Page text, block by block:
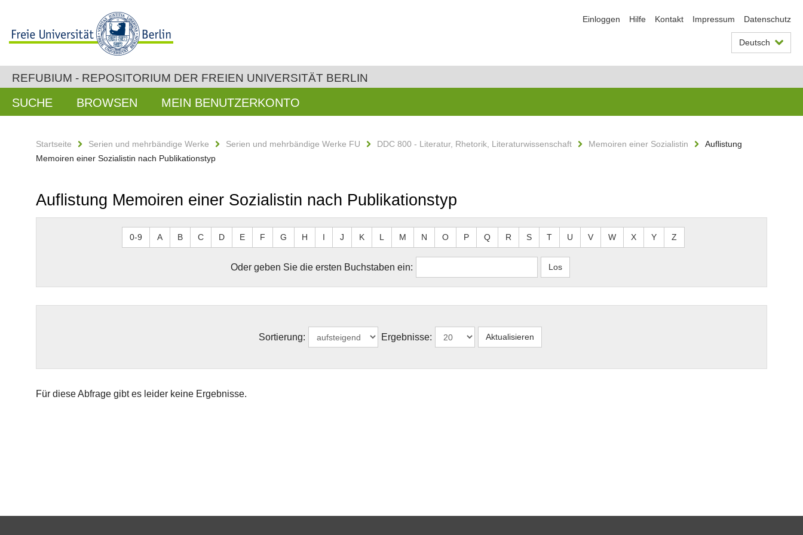
Einloggen Hilfe Kontakt Impressum Datenschutz
Deutsch
REFUBIUM - REPOSITORIUM DER FREIEN UNIVERSITÄT BERLIN
SUCHE BROWSEN MEIN BENUTZERKONTO
Startseite Serien und mehrbändige Werke Serien und mehrbändige Werke FU DDC 800 - Literatur, Rhetorik, Literaturwissenschaft Memoiren einer Sozialistin
Auflistung
Memoiren einer Sozialistin nach Publikationstyp
Auflistung Memoiren einer Sozialistin nach Publikationstyp
0-9 A B C D E F G H I J K L M N O P Q R S T U V W X Y Z
Oder geben Sie die ersten Buchstaben ein:
Sortierung: Ergebnisse:
Für diese Abfrage gibt es leider keine Ergebnisse.